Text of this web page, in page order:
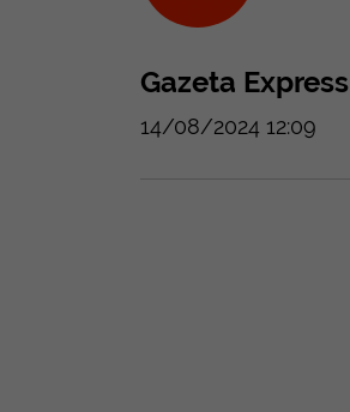
Gazeta Express
14/08/2024 12:09